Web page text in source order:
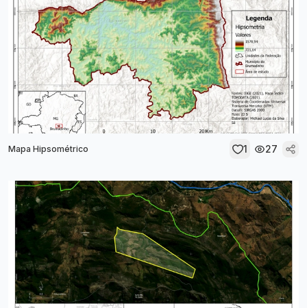
Mapa Hipsométrico 1 27